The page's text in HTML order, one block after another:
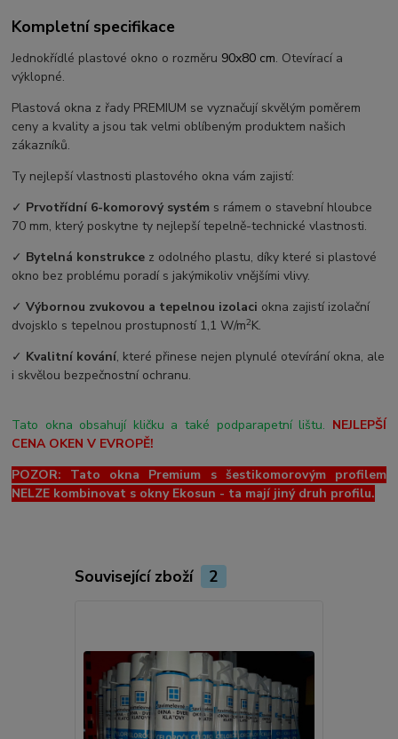
Kompletní specifikace
Jednokřídlé plastové okno o rozměru 90x80 cm. Otevírací a
výklopné.
Plastová okna z řady PREMIUM se vyznačují skvělým poměrem
ceny a kvality a jsou tak velmi oblíbeným produktem našich
zákazníků.
Ty nejlepší vlastnosti plastového okna vám zajistí:
✓ Prvotřídní 6-komorový systém s rámem o stavební hloubce
70 mm, který poskytne ty nejlepší tepelně-technické vlastnosti.
✓ Bytelná konstrukce z odolného plastu, díky které si plastové
okno bez problému poradí s jakýmikoliv vnějšími vlivy.
✓Výbornou zvukovou a tepelnou izolaci okna zajistí izolační
dvojsklo s tepelnou prostupností 1,1 W/m2K.
✓ Kvalitní kování, které přinese nejen plynulé otevírání okna, ale
i skvělou bezpečnostní ochranu.
Tato okna obsahují kličku a také podparapetní lištu. NEJLEPŠÍ
CENA OKEN V EVROPĚ!
POZOR: Tato okna Premium s šestikomorovým profilem
NELZE kombinovat s okny Ekosun - ta mají jiný druh profilu.
Související zboží 2